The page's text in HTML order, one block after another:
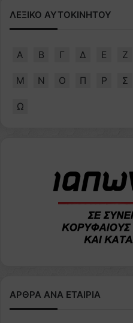
ΛΕΞΙΚΟ ΑΥΤΟΚΙΝΗΤΟΥ
Α Β Γ Δ Ε Ζ
Μ Ν Ο Π Ρ Σ
Ω
ΑΡΘΡΑ ΑΝΑ ΕΤΑΙΡΙΑ